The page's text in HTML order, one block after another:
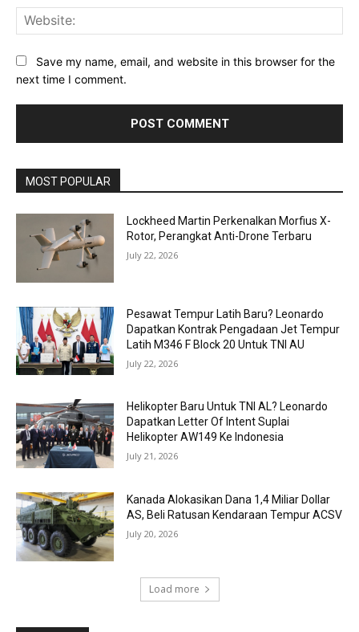
Save my name, email, and website in this browser for the
next time I comment.
MOST POPULAR
Lockheed Martin Perkenalkan Morfius X-
Rotor, Perangkat Anti-Drone Terbaru
July 22, 2026
Pesawat Tempur Latih Baru? Leonardo
Dapatkan Kontrak Pengadaan Jet Tempur
Latih M346 F Block 20 Untuk TNI AU
July 22, 2026
Helikopter Baru Untuk TNI AL? Leonardo
Dapatkan Letter Of Intent Suplai
Helikopter AW149 Ke Indonesia
July 21, 2026
Kanada Alokasikan Dana 1,4 Miliar Dollar
AS, Beli Ratusan Kendaraan Tempur ACSV
July 20, 2026
Load more